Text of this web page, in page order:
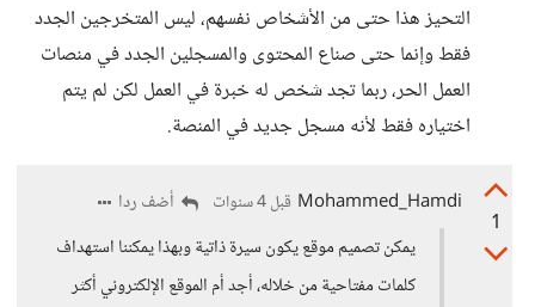
التحيز هذا حتى من الأشخاص نفسهم، ليس المتخرجين الجدد
فقط وإنما حتى صناع المحتوى والمسجلين الجدد في منصات
العمل الحر، ربما تجد شخص له خبرة في العمل لكن لم يتم
اختياره فقط لأنه مسجل جديد في المنصة.
1
Mohammed_Hamdi قبل 4 سنوات
أضف ردا
يمكن تصميم موقع يكون سيرة ذاتية وبهذا يمكننا استهداف
كلمات مفتاحية من خلاله، أجد أم الموقع الإلكتروني أكثر